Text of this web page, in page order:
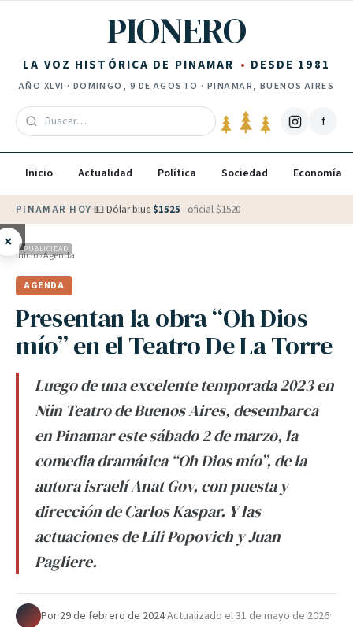
PIONERO
LA VOZ HISTÓRICA DE PINAMAR DESDE 1981
AÑO XLVI · DOMINGO, 9 DE AGOSTO · PINAMAR, BUENOS AIRES
f
Inicio Actualidad Política Sociedad Economía
PINAMAR HOY·💵 Dólar blue $1525 · oficial $1520
× PUBLICIDAD
Inicio›Agenda
AGENDA
Presentan la obra “Oh Dios
mío” en el Teatro De La Torre
Luego de una excelente temporada 2023 en
Nün Teatro de Buenos Aires, desembarca
en Pinamar este sábado 2 de marzo, la
comedia dramática “Oh Dios mío”, de la
autora israelí Anat Gov, con puesta y
dirección de Carlos Kaspar. Y las
actuaciones de Lili Popovich y Juan
Pagliere.
Por·29 de febrero de 2024·Actualizado el31 de mayo de 2026·